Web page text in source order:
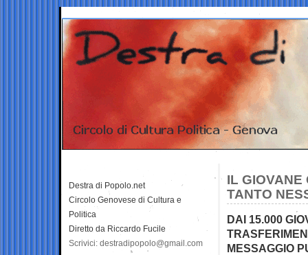
IL GIOVANE
TANTO
DAI 15.000
MESSAGGIO
Destra di Popolo.net
Circolo Genovese di Cultura e
Politica
Diretto da Riccardo Fucile
Scrivici: destradipopolo@gmail.com